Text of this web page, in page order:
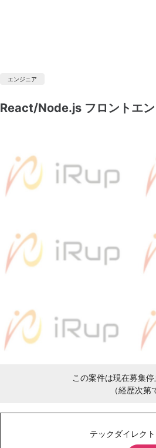
エンジニア
React/Node.js フロントエ
この案件は現在募集
（経歴次
テックダイレク